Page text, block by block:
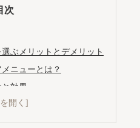
次
ぶメリットとデメリット
ニューとは？
効果
場
比較